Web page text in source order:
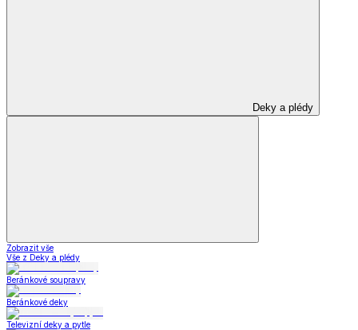
Deky a plédy
Zobrazit vše
Vše z Deky a plédy
Beránkové soupravy
Beránkové deky
Televizní deky a pytle